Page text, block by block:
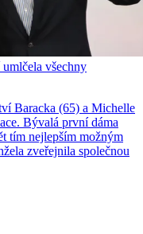
všechny
Baracka (65) a Michelle
Bývalá první dáma
tím nejlepším možným
zveřejnila společnou